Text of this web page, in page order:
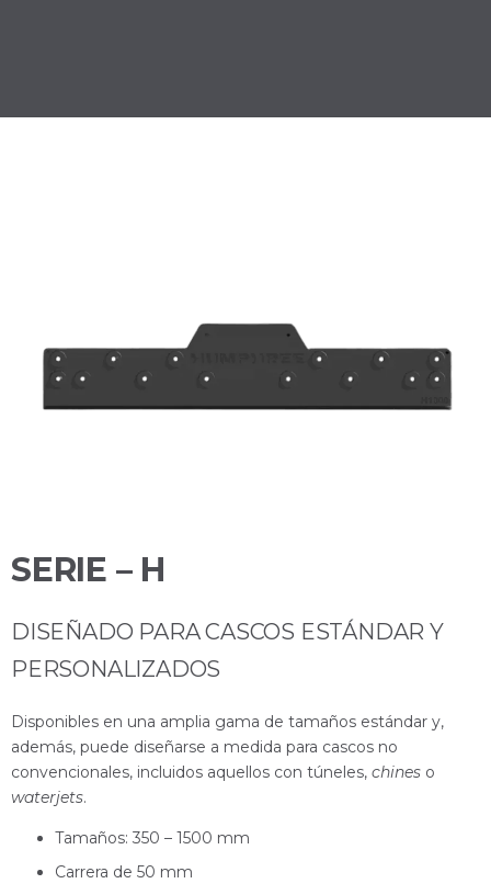
SERIE – H
DISEÑADO PARA CASCOS ESTÁNDAR Y
PERSONALIZADOS
Disponibles en una amplia gama de tamaños estándar y,
además, puede diseñarse a medida para cascos no
convencionales, incluidos aquellos con túneles, chines o
waterjets.
Tamaños: 350 – 1500 mm
Carrera de 50 mm